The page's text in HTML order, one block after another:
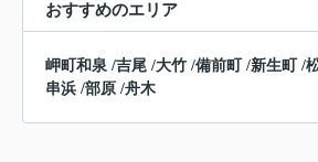
おすすめのエリア
岬町和泉 /吉尾 /大竹 /備前町 /新生町 /
串浜 /部原 /舟木